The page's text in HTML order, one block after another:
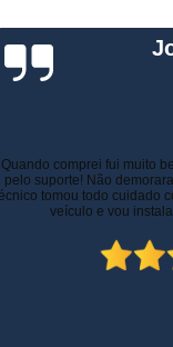
controlar as entregas tanto
Gerais. Contratamos os
Inicialmente já
Atualmente, contamos com